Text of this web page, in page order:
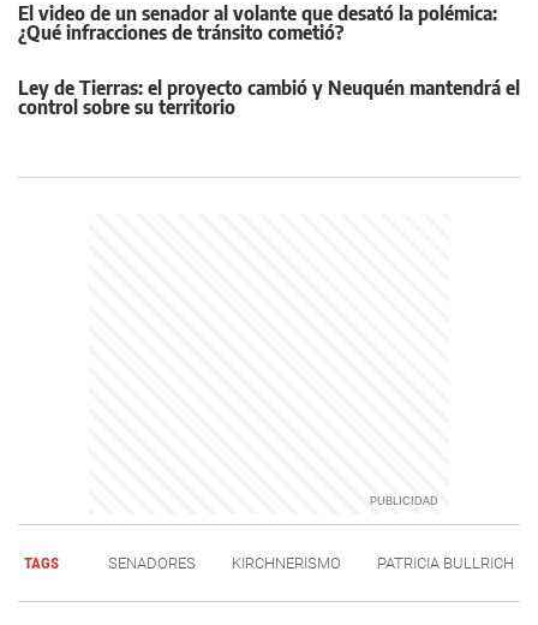
El video de un senador al volante que desató la polémica:
¿Qué infracciones de tránsito cometió?
Ley de Tierras: el proyecto cambió y Neuquén mantendrá el
control sobre su territorio
TAGS SENADORES KIRCHNERISMO PATRICIA BULLRICH